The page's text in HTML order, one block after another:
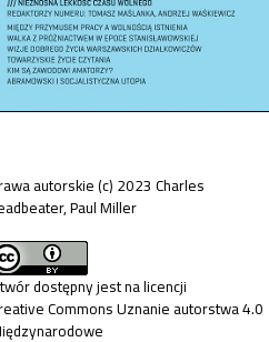
autorskie (c) 2023 Charles
Paul Miller
dostępny jest na licencji
Commons Uznanie autorstwa 4.0